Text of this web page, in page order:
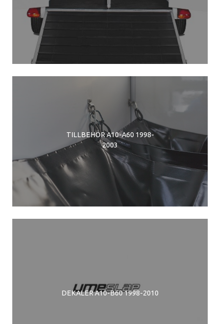
TILLBEHÖR A10-A60 1998-
2003
DEKALER A10-B60 1998-2010